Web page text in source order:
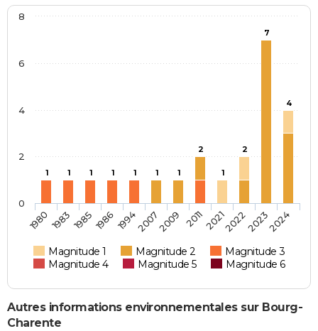
1 1 1 1 1 1 1
2
1
2
7
4
Magnitude 1 Magnitude 2
Magnitude 3
Magnitude 4
Magnitude 5 Magnitude 6
1980198319851986199420072009 20112021202220232024
0
2
4
6
8
Autres informations environnementales sur Bourg-
Charente